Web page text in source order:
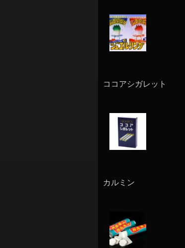
ココアシガレット
カルミン